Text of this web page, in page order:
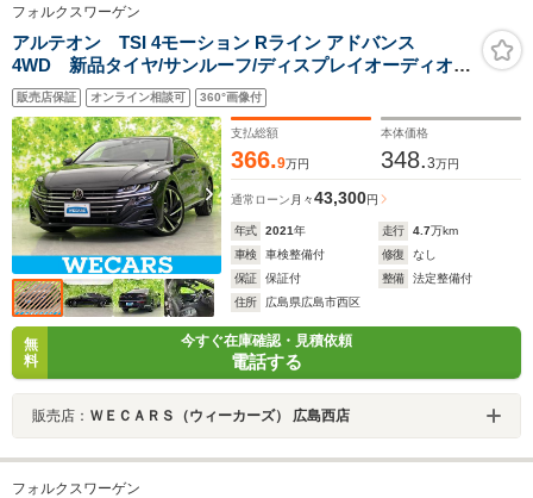
フォルクスワーゲン
アルテオン TSI 4モーション Rライン アドバンス
4WD 新品タイヤ/サンルーフ/ディスプレイオーディオ
+ナビ/衝突安全装置/シートヒーター/全方位モニター/車線
逸脱防止支援システム/シート フルレザー/パーキングアシ
スト 自動操舵
販売店保証 オンライン相談可 360°画像付
支払総額
366.9万円
本体価格
348.3万円
通常ローン 月々43,300円
年式 2021年 走行 4.7万km
車検
車検整備付 修復
なし
保証
保証付 整備
法定整備付
住所
広島県広島市西区
無
料
今すぐ在庫確認・見積依頼
電話する
販売店： ＷＥＣＡＲＳ（ウィーカーズ） 広島西店
フォルクスワーゲン